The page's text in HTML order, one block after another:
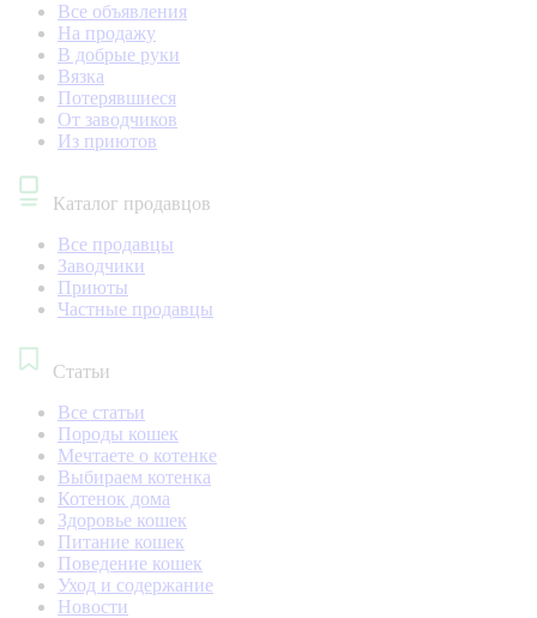
Все объявления
На продажу
В добрые руки
Вязка
Потерявшиеся
От заводчиков
Из приютов
Каталог продавцов
Все продавцы
Заводчики
Приюты
Частные продавцы
Статьи
Все статьи
Породы кошек
Мечтаете о котенке
Выбираем котенка
Котенок дома
Здоровье кошек
Питание кошек
Поведение кошек
Уход и содержание
Новости